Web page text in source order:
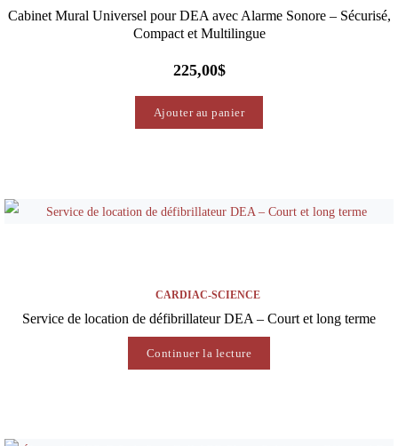
Cabinet Mural Universel pour DEA avec Alarme Sonore – Sécurisé,
Compact et Multilingue
225,00$
Ajouter au panier
CARDIAC-SCIENCE
Service de location de défibrillateur DEA – Court et long terme
Continuer la lecture